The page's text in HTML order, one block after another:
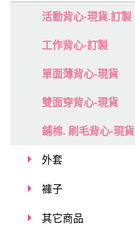
活動背心-現貨.訂製
工作背心-訂製
單面薄背心-現貨
雙面穿背心-現貨
鋪棉. 刷毛背心-現貨
外套
褲子
其它商品